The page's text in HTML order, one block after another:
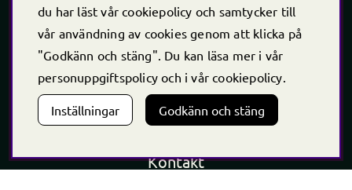
Öppet årets alla dagar
Vardagar
10.00 - 18.00
Lördag - Söndag
10.00 - 16.00
Kontakt
du har läst vår cookiepolicy och samtycker till
vår användning av cookies genom att klicka på
"Godkänn och stäng". Du kan läsa mer i vår
personuppgiftspolicy och i vårcookiepolicy.
Inställningar Godkänn och stäng